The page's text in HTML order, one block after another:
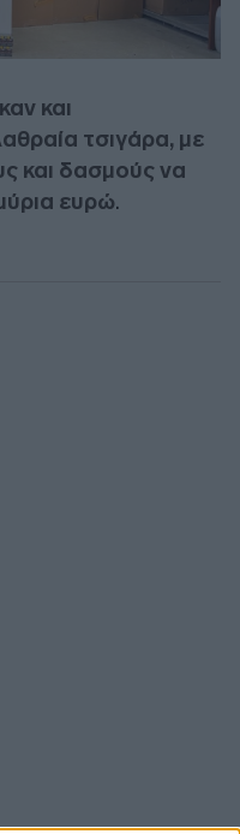
και
τσιγάρα, με
και δασμούς να
ευρώ.